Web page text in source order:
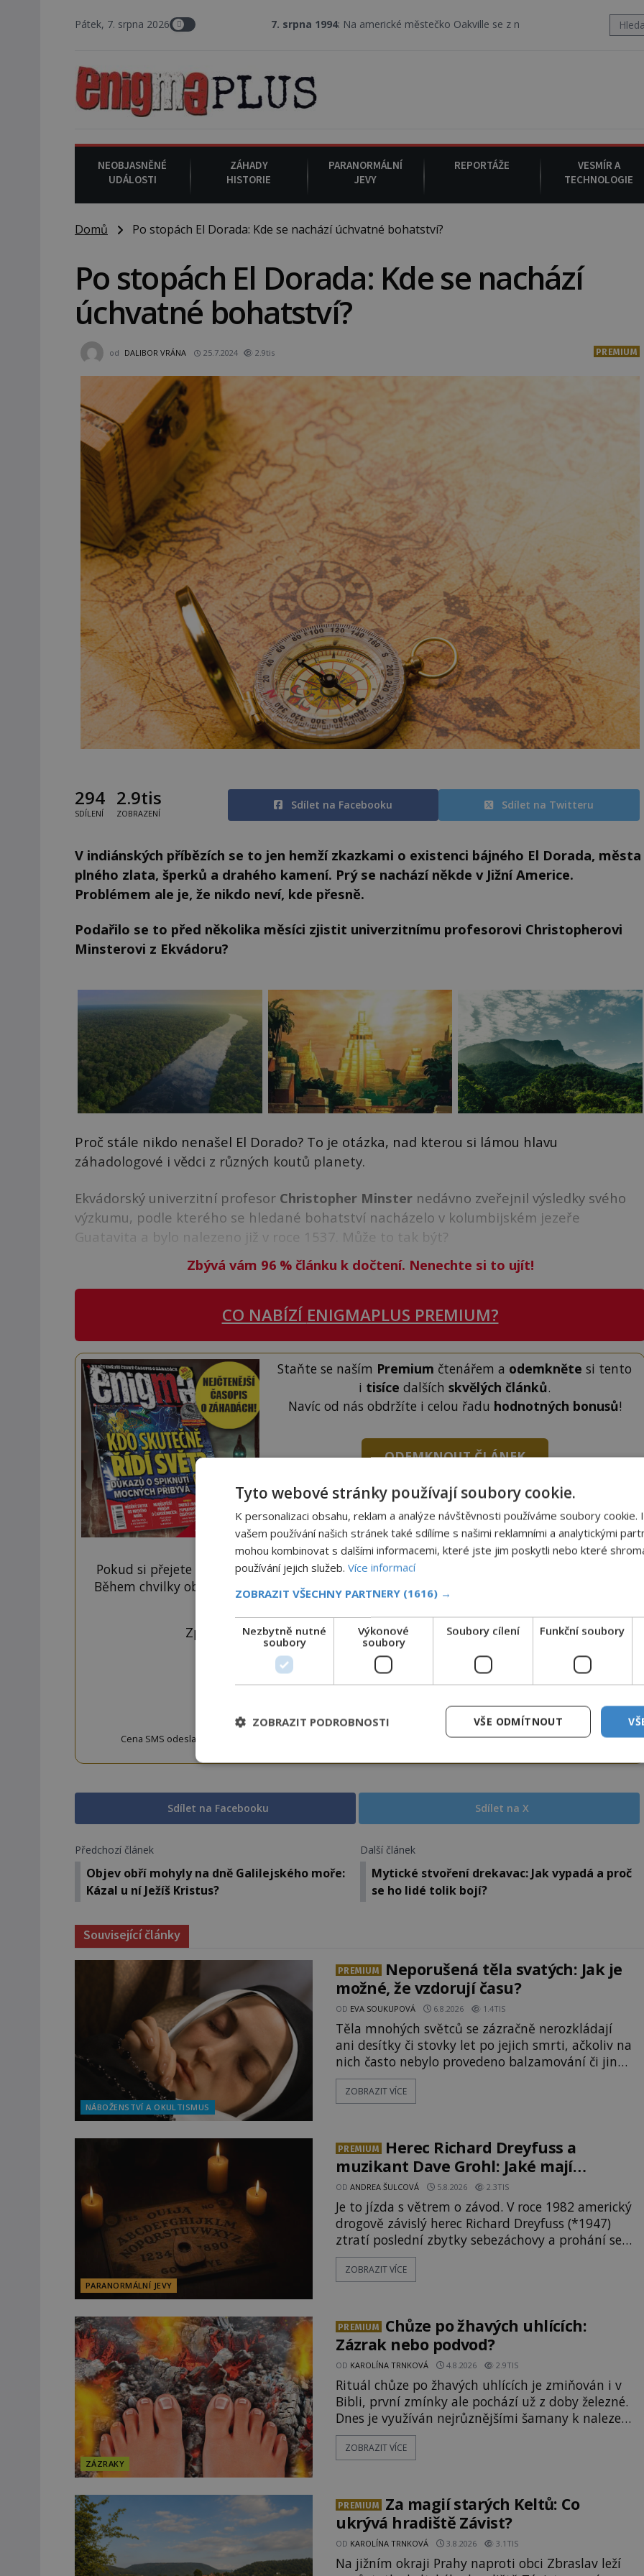
Pátek, 7. srpna 2026 7. srpna 1994 : Na americké městečko Oakville se z nebe snáší podivná rosolovitá látka
NEOBJASNĚNÉ
UDÁLOSTI
ZÁHADY
HISTORIE
PARANORMÁLNÍ
JEVY
REPORTÁŽE
VESMÍR A
TECHNOLOGIE
Domů Po stopách El Dorada: Kde se nachází úchvatné bohatství?
Po stopách El Dorada: Kde se nachází
úchvatné bohatství?
od DALIBOR VRÁNA 25.7.2024 2.9tis PREMIUM
294
SDÍLENÍ
2.9tis
ZOBRAZENÍ
Sdílet na Facebooku Sdílet na Twitteru
V indiánských příbězích se to jen hemží zkazkami o existenci bájného El Dorada, města
plného zlata, šperků a drahého kamení. Prý se nachází někde v Jižní Americe.
Problémem ale je, že nikdo neví, kde přesně.
Podařilo se to před několika měsíci zjistit univerzitnímu profesorovi Christopherovi
Minsterovi z Ekvádoru?
Proč stále nikdo nenašel El Dorado? To je otázka, nad kterou si lámou hlavu
záhadologové i vědci z různých koutů planety.
Ekvádorský univerzitní profesor Christopher Minster nedávno zveřejnil výsledky svého
výzkumu, podle kterého se hledané bohatství nacházelo v kolumbijském jezeře
Guatavita a bylo nalezeno již v roce 1537. Může to tak být?
Zbývá vám 96 %článku k dočtení. Nenechte si to ujít!
CO NABÍZÍ ENIGMAPLUS PREMIUM?
Staňte se naším Premium čtenářem a odemkněte si tento
i tisíce dalšíchskvělých článků.
Navíc od nás obdržíte i celou řadu hodnotných bonusů!
ODEMKNOUT ČLÁNEK
Pokud si přejete odemknout pouze tento článek, můžete tak učinit zasláním jediné SMS.
Během chvilky obdržíte číselný kód, který opíšete do následujícího okénka a kliknutím na
tlačítko jej odemknete.
Zprávu ve tvaru "CTU CLANEK" odešlete na číslo903 33 20
Cena SMS odeslané na číslo 9033320 je 20 Kč vč. DPH. Službu technicky zajišťuje Airtoy a.s. Infolinka: 602 777 555,
Sdílet na Facebooku Sdílet na X
Předchozí článek
Objev obří mohyly na dně Galilejského moře:
Kázal u ní Ježíš Kristus?
Další článek
Mytické stvoření drekavac: Jak vypadá a proč
se ho lidé tolik bojí?
Související články
NÁBOŽENSTVÍ A OKULTISMUS
PREMIUM
Neporušená těla svatých: Jak je
možné, že vzdorují času?
OD EVA SOUKUPOVÁ 6.8.2026 1.4TIS
Těla mnohých světců se zázračně nerozkládají
ani desítky či stovky let po jejich smrti, ačkoliv na
nich často nebylo provedeno balzamování či jiné
pokusy o konzervaci. Neporušené ostatky bývají
považovány za důkaz svatosti zemřelých. Jaké
Milosrdných
ZOBRAZIT VÍCE
PARANORMÁLNÍ JEVY
PREMIUM
Herec Richard Dreyfuss a
muzikant Dave Grohl: Jaké mají
paranormální zážitky?
ODANDREA ŠULCOVÁ 5.8.2026 2.3TIS
Je to jízda s větrem o závod. V roce 1982 americký
drogově závislý herec Richard Dreyfuss (*1947)
ztratí poslední zbytky sebezáchovy a prohání se
po silnicích ve svém mercedesu jako utržený ze
řetězu. Vše vyvrcholí katastrofou, když to
Tímto momentem se slavnému
ZOBRAZIT VÍCE
ZÁZRAKY
PREMIUM
Chůze po žhavých uhlících:
Zázrak nebo podvod?
OD KAROLÍNA TRNKOVÁ 4.8.2026 2.9TIS
Rituál chůze po žhavých uhlících je zmiňován i v
Bibli, první zmínky ale pochází už z doby železné.
Dnes je využíván nejrůznějšími šamany k nalezení
spirituální síly či vnitřního klidu. Jak funguje a
proč si při něm člověk nepopálí nohy, což bylo
ZOBRAZIT VÍCE
PREMIUM
Za magií starých Keltů: Co
ukrývá hradiště Závist?
OD KAROLÍNA TRNKOVÁ 3.8.2026 3.1TIS
Na jižním okraji Prahy naproti obci Zbraslav leží
Tyto webové stránky používají soubory cookie.
K personalizaci obsahu, reklam a analýze návštěvnosti používáme soubory cookie.
vašem používání našich stránek také sdílíme s našimi reklamními a analytickými
mohou kombinovat s dalšími informacemi, které jste jim poskytli nebo které
používání jejich služeb. Více informací
ZOBRAZIT VŠECHNY PARTNERY (1616) →
Nezbytně nutné
soubory
Výkonové
soubory
Soubory cílení Funkční soubory
VŠE ODMÍTNOUT
ZOBRAZIT PODROBNOSTI